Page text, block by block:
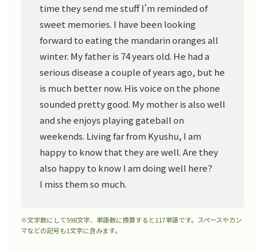
time they send me stuff I'm reminded of
sweet memories. I have been looking
forward to eating the mandarin oranges all
winter. My father is 74 years old. He had a
serious disease a couple of years ago, but he
is much better now. His voice on the phone
sounded pretty good. My mother is also well
and she enjoys playing gateball on
weekends. Living far from Kyushu, I am
happy to know that they are well. Are they
also happy to know I am doing well here?
I miss them so much.
※文字数にして598文字、単語数に換算すると117単語です。スペースやカン
マなどの記号も1文字に含みます。